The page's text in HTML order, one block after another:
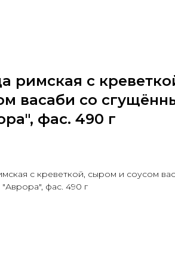
римская с
васаби со
фас. 490 г
с креветкой, сыром и соусом
фас. 490 г